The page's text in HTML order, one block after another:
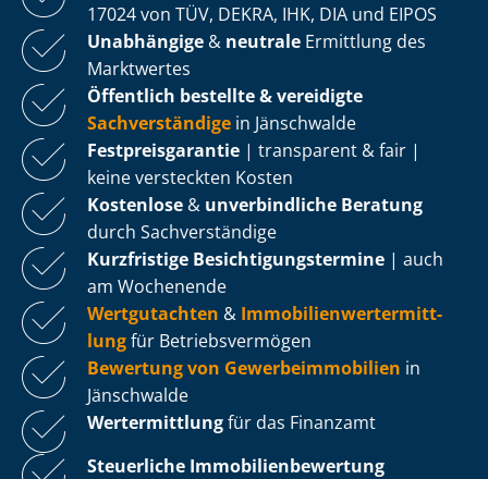
17024 von TÜV, DEKRA, IHK, DIA und EIPOS
Unabhängige & neutrale Ermittlung des
Marktwertes
Öffentlich bestellte & vereidigte
Sachverständige in Jänschwalde
Fest­preis­ga­ran­tie | transparent & fair |
keine versteckten Kosten
Kostenlose & unverbindliche Beratung
durch Sachverständige
Kurzfristige Be­sich­ti­gungs­ter­mi­ne | auch
am Wochenende
Wertgutachten & Im­mo­bi­li­en­wert­ermitt­
lungfür Be­triebs­ver­mö­gen
Bewertung von Ge­wer­be­im­mo­bi­li­en in
Jänschwalde
Wertermittlungfür das Finanzamt
Steuerliche Im­mo­bi­li­en­be­wer­tung